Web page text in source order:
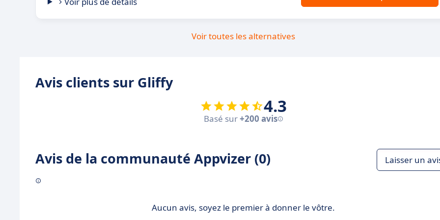
Voir toutes les alternatives
Avis clients sur Gliffy
4.3
Basé sur+200 avis
Avis de la communauté Appvizer (0) Laisser un
Aucun avis, soyez le premier à donner le vôtre.